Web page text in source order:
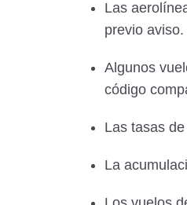
Las
previo aviso.
Algunos
código
Las tasas
La